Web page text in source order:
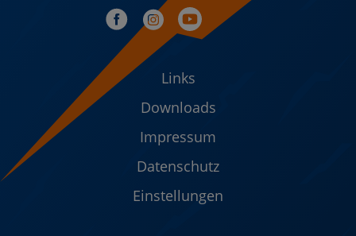
Links
Downloads
Impressum
Datenschutz
Einstellungen